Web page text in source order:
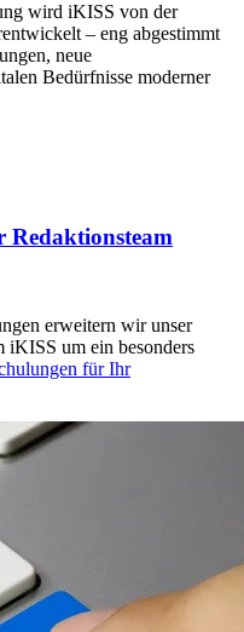
wird iKISS von der
– eng abgestimmt
neue
Bedürfnisse moderner
erweitern wir unser
iKISS um ein besonders
für Ihr